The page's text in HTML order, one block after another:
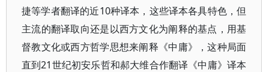
捷等学者翻译的近10种译本，这些译本各具特色，但
主流的翻译取向还是以西方文化为阐释的基点，用基
督教文化或西方哲学思想来阐释《中庸》，这种局面
直到21世纪初安乐哲和郝大维合作翻译《中庸》译本